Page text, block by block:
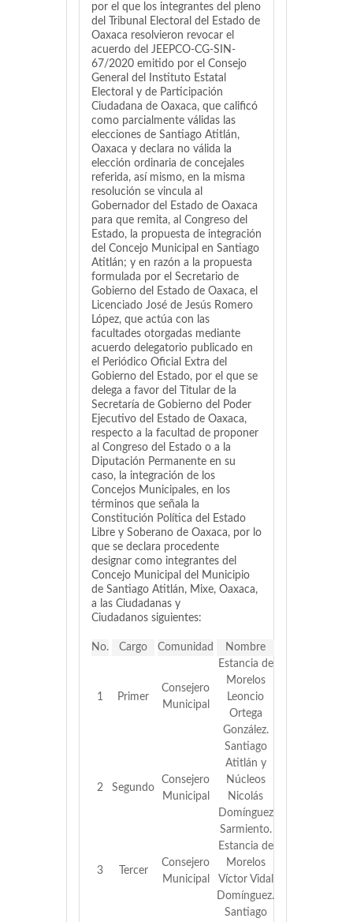
por el que los integrantes del pleno
del Tribunal Electoral del Estado de
Oaxaca resolvieron revocar el
acuerdo del JEEPCO-CG-SIN-
67/2020 emitido por el Consejo
General del Instituto Estatal
Electoral y de Participación
Ciudadana de Oaxaca, que calificó
como parcialmente válidas las
elecciones de Santiago Atitlán,
Oaxaca y declara no válida la
elección ordinaria de concejales
referida, así mismo, en la misma
resolución se vincula al
Gobernador del Estado de Oaxaca
para que remita, al Congreso del
Estado, la propuesta de integración
del Concejo Municipal en Santiago
Atitlán; y en razón a la propuesta
formulada por el Secretario de
Gobierno del Estado de Oaxaca, el
Licenciado José de Jesús Romero
López, que actúa con las
facultades otorgadas mediante
acuerdo delegatorio publicado en
el Periódico Oficial Extra del
Gobierno del Estado, por el que se
delega a favor del Titular de la
Secretaría de Gobierno del Poder
Ejecutivo del Estado de Oaxaca,
respecto a la facultad de proponer
al Congreso del Estado o a la
Diputación Permanente en su
caso, la integración de los
Concejos Municipales, en los
términos que señala la
Constitución Política del Estado
Libre y Soberano de Oaxaca, por lo
que se declara procedente
designar como integrantes del
Concejo Municipal del Municipio
de Santiago Atitlán, Mixe, Oaxaca,
a las Ciudadanas y
Ciudadanos siguientes:
No. Cargo Comunidad Nombre
1 Primer
Consejero
Municipal
Estancia de
Morelos
Leoncio
Ortega
González.
2 Segundo
Consejero
Municipal
Santiago
Atitlán y
Núcleos
Nicolás
Domínguez
Sarmiento.
3 Tercer
Consejero
Municipal
Estancia de
Morelos
Víctor Vidal
Domínguez.
Santiago